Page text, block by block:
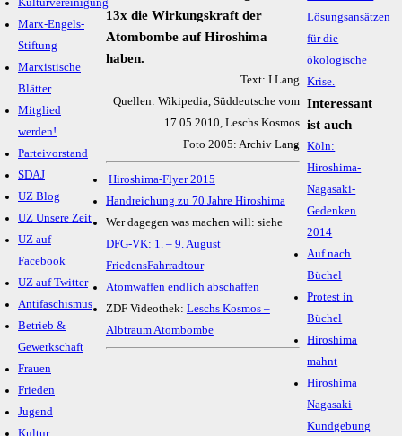
Kulturvereinigung
Marx-Engels-
Stiftung
Marxistische
Blätter
Mitglied
werden!
Parteivorstand
SDAJ
UZ Blog
UZ Unsere Zeit
UZ auf
Facebook
UZ auf Twitter
Antifaschismus
Betrieb &
Gewerkschaft
Frauen
Frieden
Jugend
Kultur
13x die Wirkungskraft der
Atombombe auf Hiroshima
haben.
Text: I.Lang
Quellen: Wikipedia, Süddeutsche vom
17.05.2010, Leschs Kosmos
Foto 2005: Archiv Lang
Hiroshima-Flyer 2015
Handreichung zu 70 Jahre Hiroshima
Wer dagegen was machen will: siehe
DFG-VK: 1. – 9. August
FriedensFahrradtour
Atomwaffen endlich abschaffen
ZDF Videothek: Leschs Kosmos –
Albtraum Atombombe
Interessant
ist auch
Köln:
Hiroshima-
Nagasaki-
Gedenken
2014
Auf nach
Büchel
Protest in
Büchel
Hiroshima
mahnt
Hiroshima
Nagasaki
Kundgebung